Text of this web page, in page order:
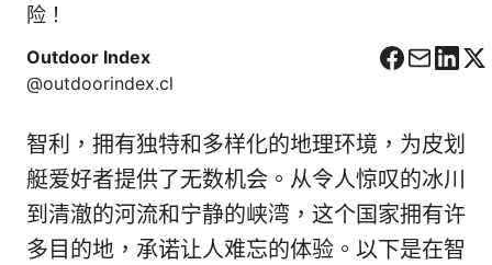
险！
Outdoor Index
@outdoorindex.cl
F
e
b
o
o
k
C
r
e
o
L
k
e
d
I
n
X
智利，拥有独特和多样化的地理环境，为皮划
艇爱好者提供了无数机会。从令人惊叹的冰川
到清澈的河流和宁静的峡湾，这个国家拥有许
多目的地，承诺让人难忘的体验。以下是在智